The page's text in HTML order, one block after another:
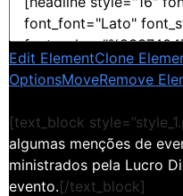
Edit ElementClone
OptionsMoveRemove
[text_block
algumas menções de
ministrados pela Lucro
evento.[/text_block]